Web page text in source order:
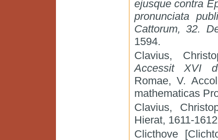
ejusque contra
pronunciata
Cattorum, 32.
1594.
Clavius,
Accessit XVI
Romae, V.
mathematicas
Clavius,
Hierat, 1611-
Clicthove